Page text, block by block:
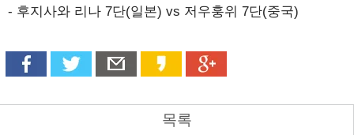
- 후지사와 리나 7단(일본) vs 저우훙위 7단(중국)
목록